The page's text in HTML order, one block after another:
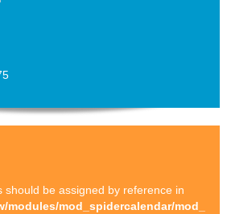
should be assigned by reference in
modules/mod_spidercalendar/mod_